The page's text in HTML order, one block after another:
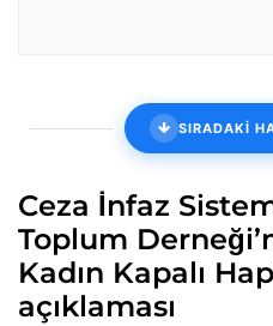
SIRADAKİ
Ceza İnfaz
Toplum
Kadın Kapalı
açıklaması